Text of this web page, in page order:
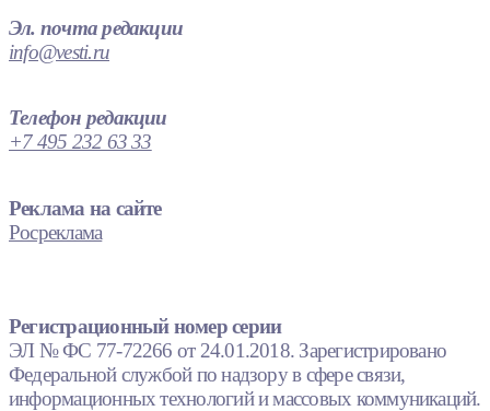
Эл. почта редакции
info@vesti.ru
Телефон редакции
+7 495 232 63 33
Реклама на сайте
Росреклама
Регистрационный номер серии
ЭЛ № ФС 77-72266 от 24.01.2018. Зарегистрировано
Федеральной службой по надзору в сфере связи,
информационных технологий и массовых коммуникаций.